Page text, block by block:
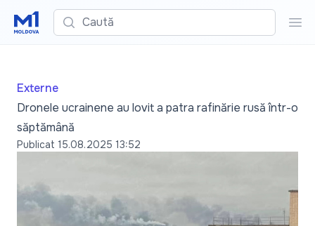
Caută
Externe
Dronele ucrainene au lovit a patra rafinărie rusă într-o
săptămână
Publicat 15.08.2025 13:52